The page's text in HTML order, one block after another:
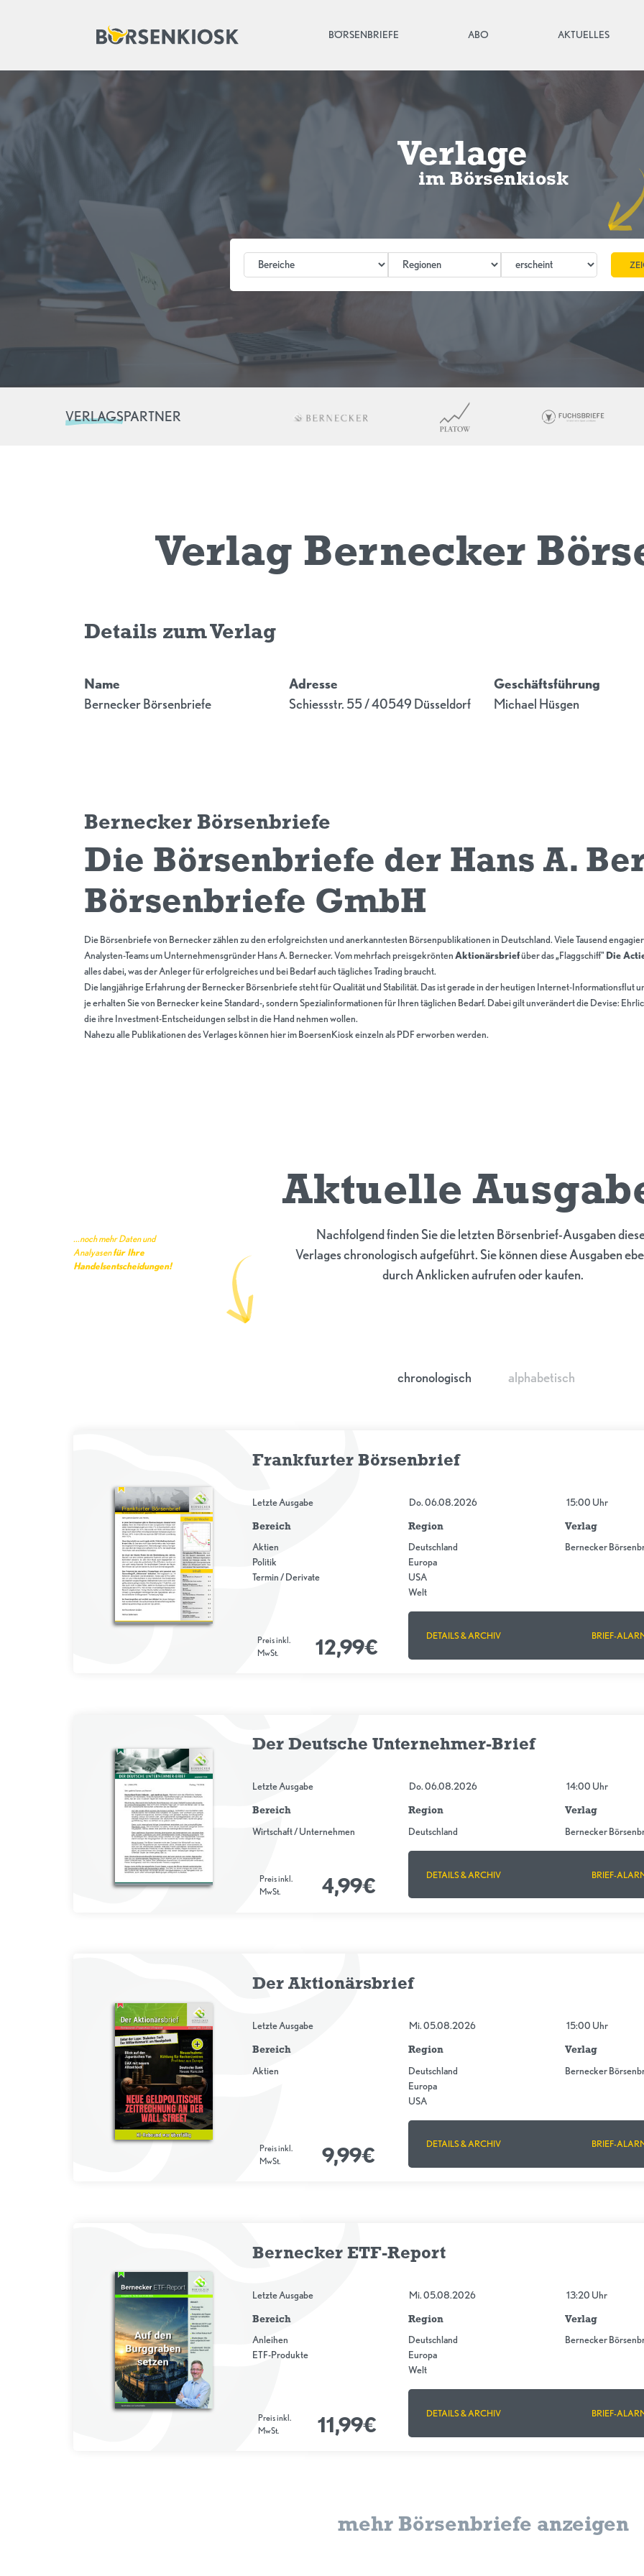
BÖRSENBRIEFE ABO AKTUELLES
Verlage
im Börsenkiosk
VERLAGSPARTNER
Verlag Bernecker
Details zum Verlag
Name
Bernecker Börsenbriefe
Adresse
Schiessstr. 55 / 40549 Düsseldorf
Geschäftsführung
Michael Hüsgen
Bernecker Börsenbriefe
Die Börsenbriefe der Hans A.
Börsenbriefe GmbH
Die Börsenbriefe von Bernecker zählen zu den erfolgreichsten und anerkanntesten Börsenpublikationen in Deutschland. Viele Tausend
Analysten-Teams um Unternehmensgründer Hans A. Bernecker. Vom mehrfach preisgekröntenAktionärsbriefüber das „Flaggschiff" Die
alles dabei, was der Anleger für erfolgreiches und bei Bedarf auch tägliches Trading braucht.
Die langjährige Erfahrung der Bernecker Börsenbriefe steht für Qualität und Stabilität. Das ist gerade in der heutigen Internet-Informationsflut
je erhalten Sie von Bernecker keine Standard-, sondern Spezialinformationen für Ihren täglichen Bedarf. Dabei gilt unverändert die Devise:
die ihre Investment-Entscheidungen selbst in die Hand nehmen wollen.
Nahezu alle Publikationen des Verlages können hier im BoersenKiosk einzeln als PDF erworben werden.
Aktuelle
Nachfolgend finden Sie die letzten Börsenbrief-Ausgaben
Verlages chronologisch aufgeführt. Sie können diese Ausgaben
durch Anklicken aufrufen oder kaufen.
...noch mehr Daten und
Analyasenfür Ihre
Handelsentscheidungen!
chronologisch alphabetisch
Frankfurter Börsenbrief
Letzte Ausgabe Do. 06.08.2026 15:00 Uhr
Bereich
Aktien
Politik
Termin / Derivate
Region
Deutschland
Europa
USA
Welt
Verlag
Bernecker
Preis inkl.
MwSt.
12,99€ DETAILS & ARCHIV BRIEF-
Der Deutsche Unternehmer-Brief
Letzte Ausgabe Do. 06.08.2026 14:00 Uhr
Bereich
Wirtschaft / Unternehmen
Region
Deutschland
Verlag
Bernecker
Preis inkl.
MwSt.
4,99€ DETAILS & ARCHIV BRIEF-
Der Aktionärsbrief
Letzte Ausgabe Mi. 05.08.2026 15:00 Uhr
Bereich
Aktien
Region
Deutschland
Europa
USA
Verlag
Bernecker
Preis inkl.
MwSt.
9,99€ DETAILS & ARCHIV BRIEF-
Bernecker ETF-Report
Letzte Ausgabe Mi. 05.08.2026 13:20 Uhr
Bereich
Anleihen
ETF-Produkte
Region
Deutschland
Europa
Welt
Verlag
Bernecker
Preis inkl.
MwSt.
11,99€ DETAILS & ARCHIV BRIEF-
mehr Börsenbriefe anzeigen